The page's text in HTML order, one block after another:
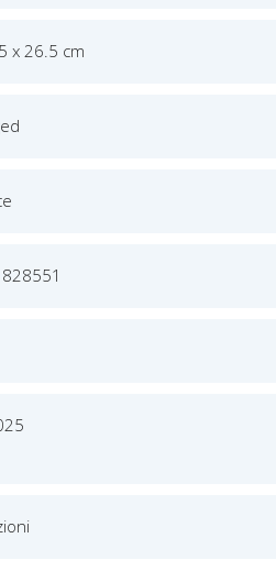
x 26.5 cm